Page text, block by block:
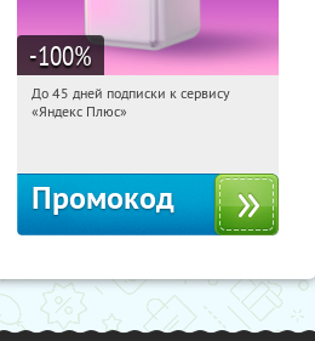
-100%
10:48:15 Получили:
До 45 дней подписки к сервису
«Яндекс Плюс»
Промокод